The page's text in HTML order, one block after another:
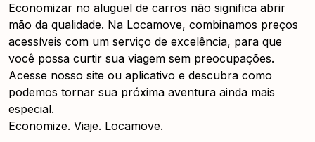
Economizar no aluguel de carros não significa abrir
mão da qualidade. Na Locamove, combinamos preços
acessíveis com um serviço de excelência, para que
você possa curtir sua viagem sem preocupações.
Acesse nosso site ou aplicativo e descubra como
podemos tornar sua próxima aventura ainda mais
especial.
Economize. Viaje. Locamove.